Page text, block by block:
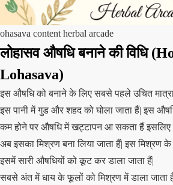
ohasava content herbal arcade
लोहासव औषधि बनाने की विधि
Lohasava)
इस औषधि को बनाने के लिए सबसे पहले उचित मात्रा
इस पानी में गुड और शहद को घोला जाता हैं| इस
कम होने पर औषधि में खट्टापन आ सकता हैं इसलिए
अब इसका मिश्रण बना लिया जाता हैं| इस
इसमें सारी औषधियों को कूट कर डाला जाता हैं|
सबसे अंत में धाय के फूलों को मिश्रण में डाला